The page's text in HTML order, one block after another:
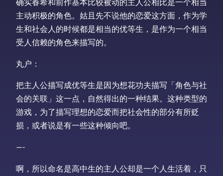
主动积极的角色。姑且先不说他的恋爱这方面，作为学
生和社会人的时候都是相当的优等生，是作为一个相当
受人信赖的角色来描写的。
丸户：
把主人公描写成优等生是因为想花功夫描写「角色与社
会的关联」这一点，自然得出的一种结果。这种类型的
游戏，为了描写理想的恋爱而把社会性的部分有所贬
损，或者说是有一些这种倾向吧。
—-
啊，所以命名是高中生的主人公却是一个人生活着，只